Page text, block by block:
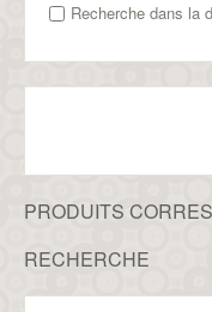
Recherche dans la
PRODUITS
RECHERCHE